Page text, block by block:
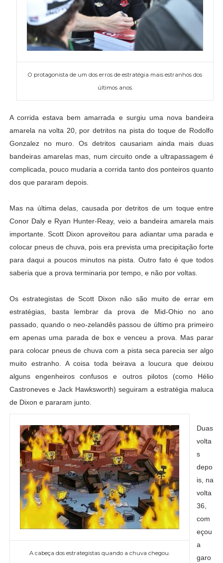
O protagonista de um dos erros de estratégia mais estranhos dos
últimos anos.
A corrida estava bem amarrada e surgiu uma nova bandeira
amarela na volta 20, por detritos na pista do toque de Rodolfo
Gonzalez no muro.Os detritos causariam ainda mais duas
bandeiras amarelas mas, num circuito onde a ultrapassagem é
complicada, pouco mudaria a corrida tanto dos ponteiros quanto
dos que pararam depois.
Mas na última delas, causada por detritos de um toque entre
Conor Daly e Ryan Hunter-Reay, veio a bandeira amarela mais
importante. Scott Dixon aproveitou para adiantar uma parada e
colocar pneus de chuva, pois era prevista uma precipitação forte
para daqui a poucos minutos na pista. Outro fato é que todos
saberia que a prova terminaria por tempo, e não por voltas.
Os estrategistas de Scott Dixon não são muito de errar em
estratégias, basta lembrar da prova de Mid-Ohio no ano
passado, quando o neo-zelandês passou de último pra primeiro
em apenas uma parada de box e venceu a prova. Mas parar
para colocar pneus de chuva com a pista seca parecia ser algo
muito estranho. A coisa toda beirava a loucura que deixou
alguns engenheiros confusos e outros pilotos (como Hélio
Castroneves e Jack Hawksworth) seguiram a estratégia maluca
de Dixon e pararam junto.
A cabeça dos estrategistas quando a chuva chegou.
Duas
volta
s
depo
is, na
volta
36,
com
eçou
a
garo